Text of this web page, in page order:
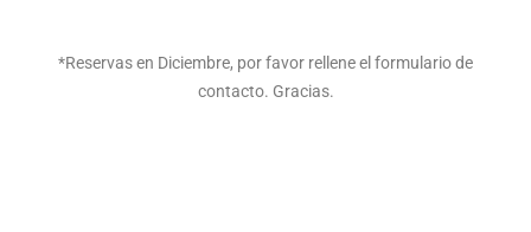
*Reservas en Diciembre, por favor rellene el formulario de
contacto. Gracias.